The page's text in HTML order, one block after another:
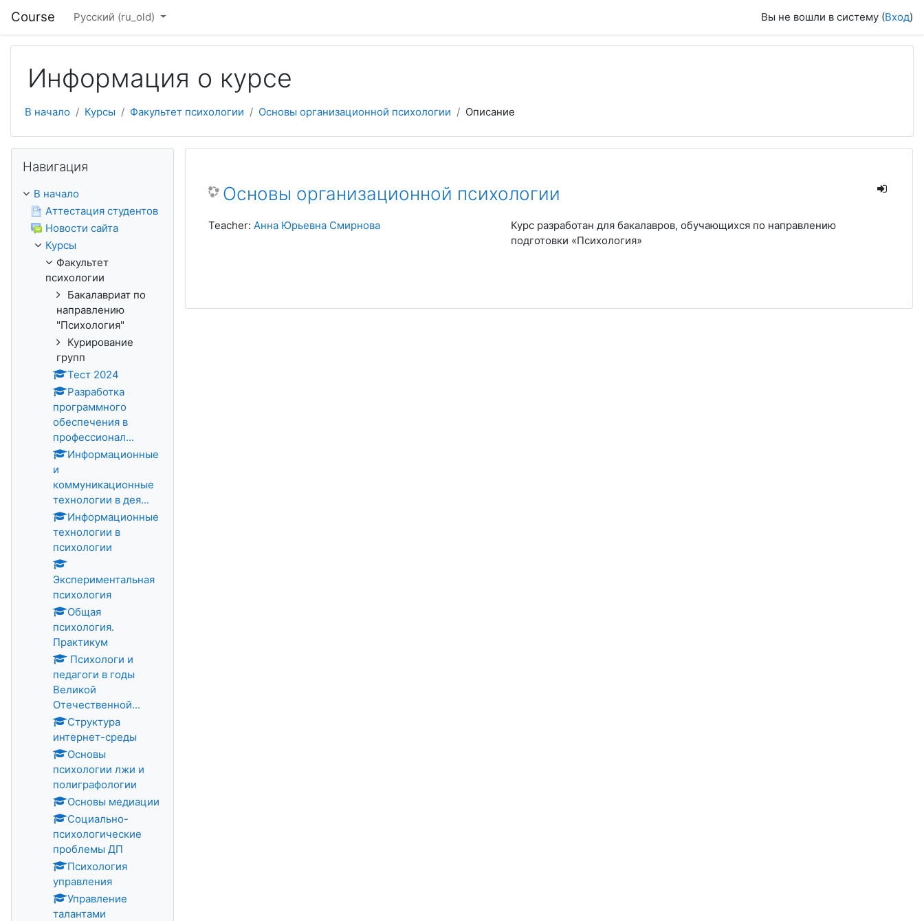
Course Русский ‎(ru_old)‎ Вы не вошли в систему (Вход)
Информация о курсе
В начало Курсы Факультет психологии Основы организационной психологии Описание
Основы организационной психологии
Курс разработан для бакалавров, обучающихся по направлению
подготовки «Психология»
Teacher: Анна Юрьевна Смирнова
Навигация
В начало
Аттестация студентов
Новости сайта
Курсы
Факультет
психологии
Бакалавриат по
направлению
"Психология"
Курирование
групп
Тест 2024
Разработка
программного
обеспечения в
профессионал...
Информационные
и
коммуникационные
технологии в дея...
Информационные
технологии в
психологии
Экспериментальная
психология
Общая
психология.
Практикум
Психологи и
педагоги в годы
Великой
Отечественной...
Структура
интернет-среды
Основы
психологии лжи и
полиграфологии
Основы медиации
Социально-
психологические
проблемы ДП
Психология
управления
Управление
талантами